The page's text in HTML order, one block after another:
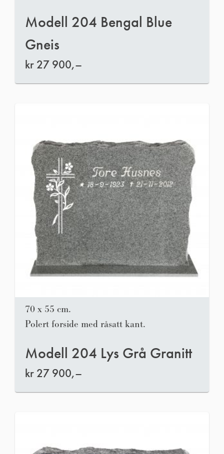
Modell 204 Bengal Blue
Gneis
kr 27 900,–
70 x 55 cm.
Polert forside med råsatt kant.
Modell 204 Lys Grå Granitt
kr 27 900,–